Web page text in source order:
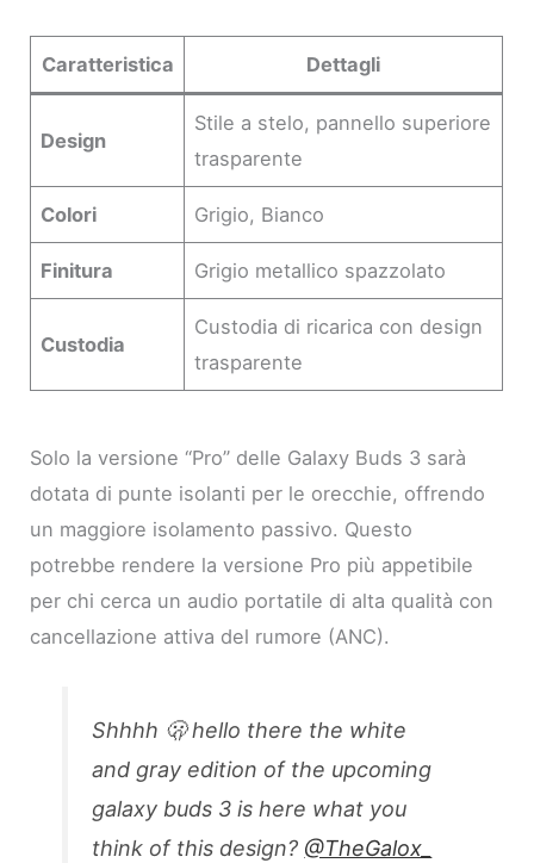
Caratteristica Dettagli
Design
Stile a stelo, pannello superiore
trasparente
Colori Grigio, Bianco
Finitura Grigio metallico spazzolato
Custodia
Custodia di ricarica con design
trasparente
Solo la versione “Pro” delle Galaxy Buds 3 sarà
dotata di punte isolanti per le orecchie, offrendo
un maggiore isolamento passivo. Questo
potrebbe rendere la versione Pro più appetibile
per chi cerca un audio portatile di alta qualità con
cancellazione attiva del rumore (ANC).
Shhhh 🫢 hello there the white
and gray edition of the upcoming
galaxy buds 3 is here what you
think of this design? @TheGalox_